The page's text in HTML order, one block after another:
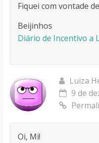
Fiquei com vontade
Beijinhos
Diário de Incentivo a
Luiza
9 de
Oi, Mi!